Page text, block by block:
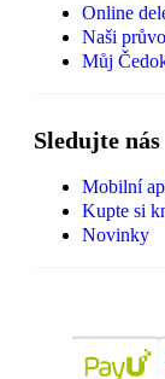
Online
Naši
Můj
Sledujte nás
Mobilní
Kupte si
Novinky